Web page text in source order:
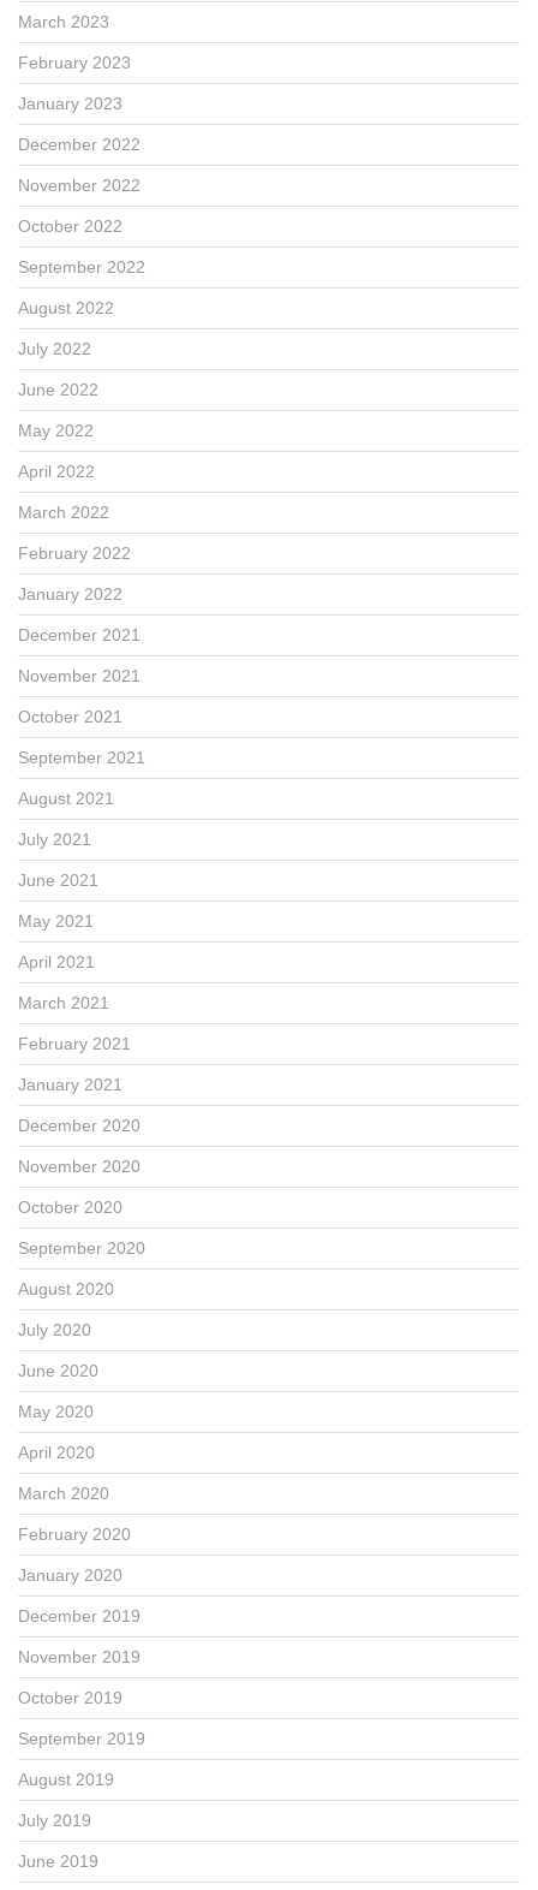
March 2023
February 2023
January 2023
December 2022
November 2022
October 2022
September 2022
August 2022
July 2022
June 2022
May 2022
April 2022
March 2022
February 2022
January 2022
December 2021
November 2021
October 2021
September 2021
August 2021
July 2021
June 2021
May 2021
April 2021
March 2021
February 2021
January 2021
December 2020
November 2020
October 2020
September 2020
August 2020
July 2020
June 2020
May 2020
April 2020
March 2020
February 2020
January 2020
December 2019
November 2019
October 2019
September 2019
August 2019
July 2019
June 2019